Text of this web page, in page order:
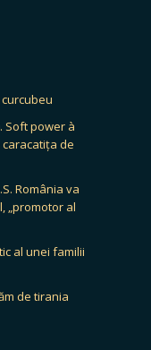
Soft power à
de
România va
„promotor al
al unei familii
de tirania